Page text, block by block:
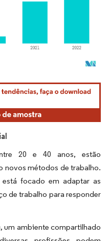
atribuição conforme CC BY 4.0.
20 e 40 anos, estão
novos métodos de trabalho.
focado em adaptar as
de trabalho para responder
um ambiente compartilhado